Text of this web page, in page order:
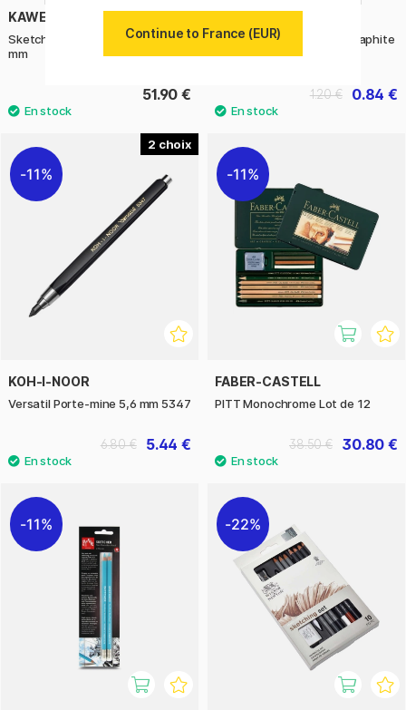
KAWECO
Sketch Up Brass Porte-mine 5.6
mm
51.90 €
Goldfaber 1221 Crayon graphite
0.84 €
1.20 €
2
11%
KOH-I-NOOR
Versatil Porte-mine 5,6 mm 5347
5.44 €
6.80 €
11%
FABER-CASTELL
PITT Monochrome Lot de 12
30.80 €
38.50 €
11% 22%
Continue to France (EUR)